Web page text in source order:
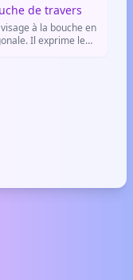
de travers
à la bouche en
Il exprime le